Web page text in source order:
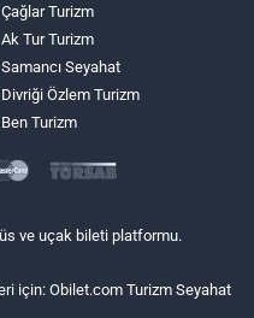
Çağlar Turizm
Ak Tur Turizm
Samancı Seyahat
Divriği Özlem Turizm
Ben Turizm
ve uçak bileti platformu.
için: Obilet.com Turizm Seyahat